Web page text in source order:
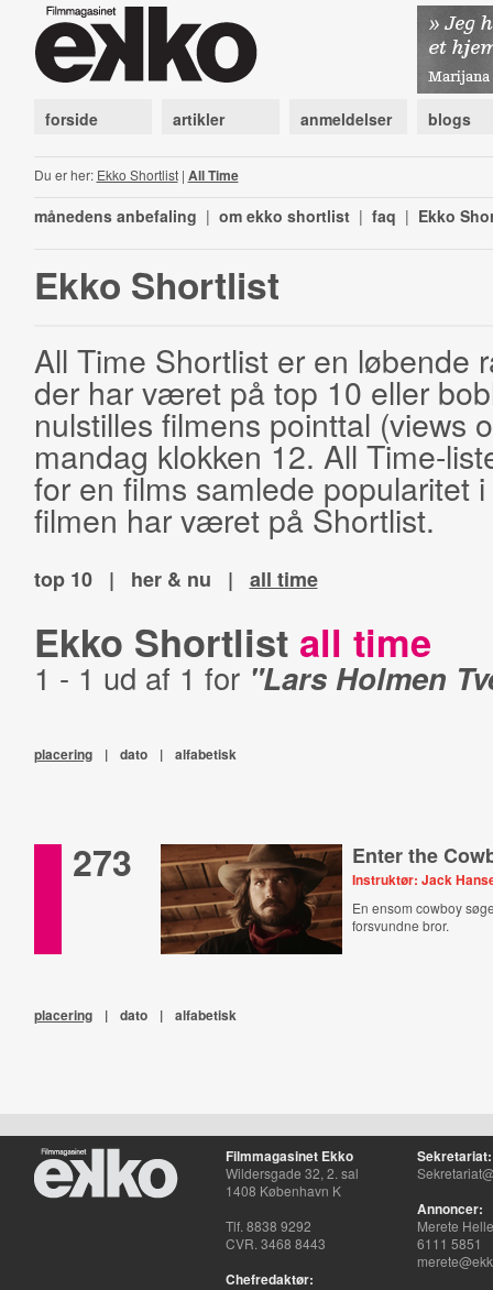
forside artikler anmeldelser blogs
Du er her: Ekko Shortlist| All Time
månedens anbefaling | om ekko shortlist | faq | Ekko
Ekko Shortlist
All Time Shortlist er en løbende
der har været på top 10 eller
nulstilles filmens pointtal (views
mandag klokken 12. All Time-
for en films samlede popularitet
filmen har været på Shortlist.
top 10 | her & nu | all time
Ekko Shortlist all time
1 - 1 ud af 1 for "Lars Holmen
placering | dato | alfabetisk
273 Enter the
Instruktør: Jack
En ensom cowboy
forsvundne bror.
placering | dato | alfabetisk
Filmmagasinet Ekko
Wildersgade 32, 2. sal
1408 København K
Tlf. 8838 9292
CVR. 3468 8443
Chefredaktør:
Sekretariat:
Annoncer:
Merete
6111 5851